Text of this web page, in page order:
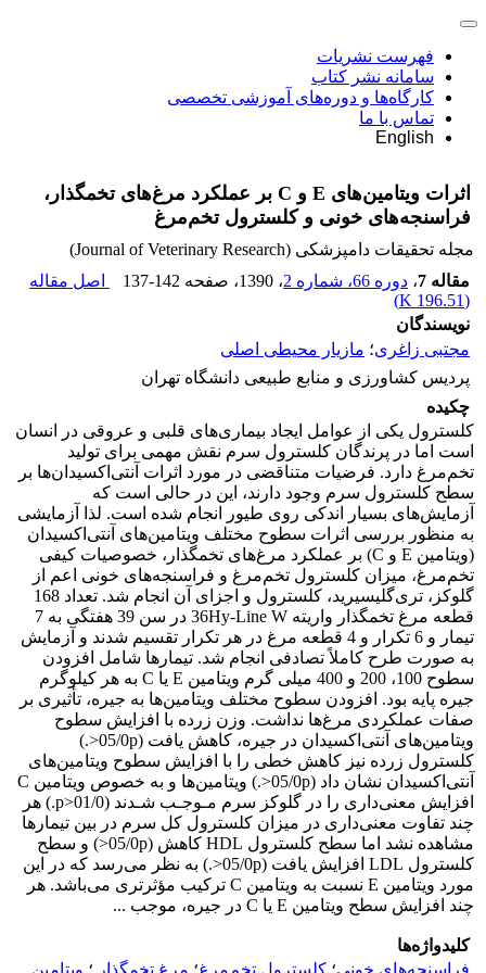
فهرست نشریات
سامانه نشر کتاب
کارگاه‌ها و دوره‌های آموزشی تخصصی
تماس با ما
English
اثرات ویتامین‌های E و C بر عملکرد مرغ‌های تخمگذار،
فراسنجه‌های خونی و کلسترول تخم‌مرغ
مجله تحقیقات دامپزشکی (Journal of Veterinary Research)
مقاله 7
، دوره 66، شماره 2 ، 1390 ، صفحه 137-142
اصل مقاله
(
196.51 K
)
نویسندگان
مجتبی زاغری؛ مازیار محیطی اصلی
پردیس کشاورزی و منابع طبیعی دانشگاه تهران
چکیده
کلسترول یکی از عوامل ایجاد بیماری‌های قلبی و عروقی در انسان
است اما در پرندگان کلسترول سرم نقش مهمی برای تولید
تخم‌مرغ دارد. فرضیات متناقضی در مورد اثرات آنتی‌اکسیدان‌ها بر
سطح کلسترول سرم وجود دارند، این در حالی است که
آزمایش‌های بسیار اندکی روی طیور انجام شده است. لذا آزمایشی
به منظور بررسی اثرات سطوح مختلف ویتامین‌های آنتی‌اکسیدان
(ویتامین E و C)‌ بر عملکرد مرغ‌های تخمگذار، خصوصیات کیفی
تخم‌مرغ، میزان کلسترول تخم‌مرغ و فراسنجه‌های خونی اعم از
گلوکز، تری‌گلیسیرید، کلسترول و اجزای آن انجام شد. تعداد 168
قطعه مرغ تخمگذار واریته ‌36Hy-Line W در سن 39 هفتگی به 7
تیمار و 6 تکرار و 4 قطعه مرغ در هر تکرار تقسیم شدند و آزمایش
به صورت طرح کاملاً تصادفی انجام شد. تیمارها شامل افزودن
سطوح 100، 200 و 400 میلی گرم ویتامین E یا C به هر کیلوگرم
جیره پایه بود. افزودن سطوح مختلف ویتامین‌ها به جیره، تأثیری بر
صفات عملکردی مرغ‌ها نداشت. وزن زرده با افزایش سطوح
ویتامین‌های آنتی‌اکسیدان در جیره، کاهش یافت (05/0p<‌.)
کلسترول زرده نیز کاهش خطی را با افزایش سطوح ویتامین‌های
آنتی‌اکسیدان نشان داد (05/0p<‌.) ویتامین‌ها و به خصوص ویتامین C
افزایش معنی‌داری را در گلوکز سرم مـوجـب شـدند (01/0<‌p.) هر
چند تفاوت معنی‌داری در میزان کلسترول کل سرم در بین تیمارها
مشاهده نشد اما سطح کلسترول HDL کاهش (05/0p<‌) و سطح
کلسترول LDL افزایش یافت (05/0p<‌.) به نظر می‌رسد که در این
مورد ویتامین E نسبت به ویتامین C ترکیب مؤثرتری می‌باشد. هر
چند افزایش سطح ویتامین E یا C در جیره، موجب ...
کلیدواژه‌ها
فراسنجه‌های خونی؛ کلسترول تخم‌مرغ؛ مرغ تخمگذار. ؛ ‌ویتامین